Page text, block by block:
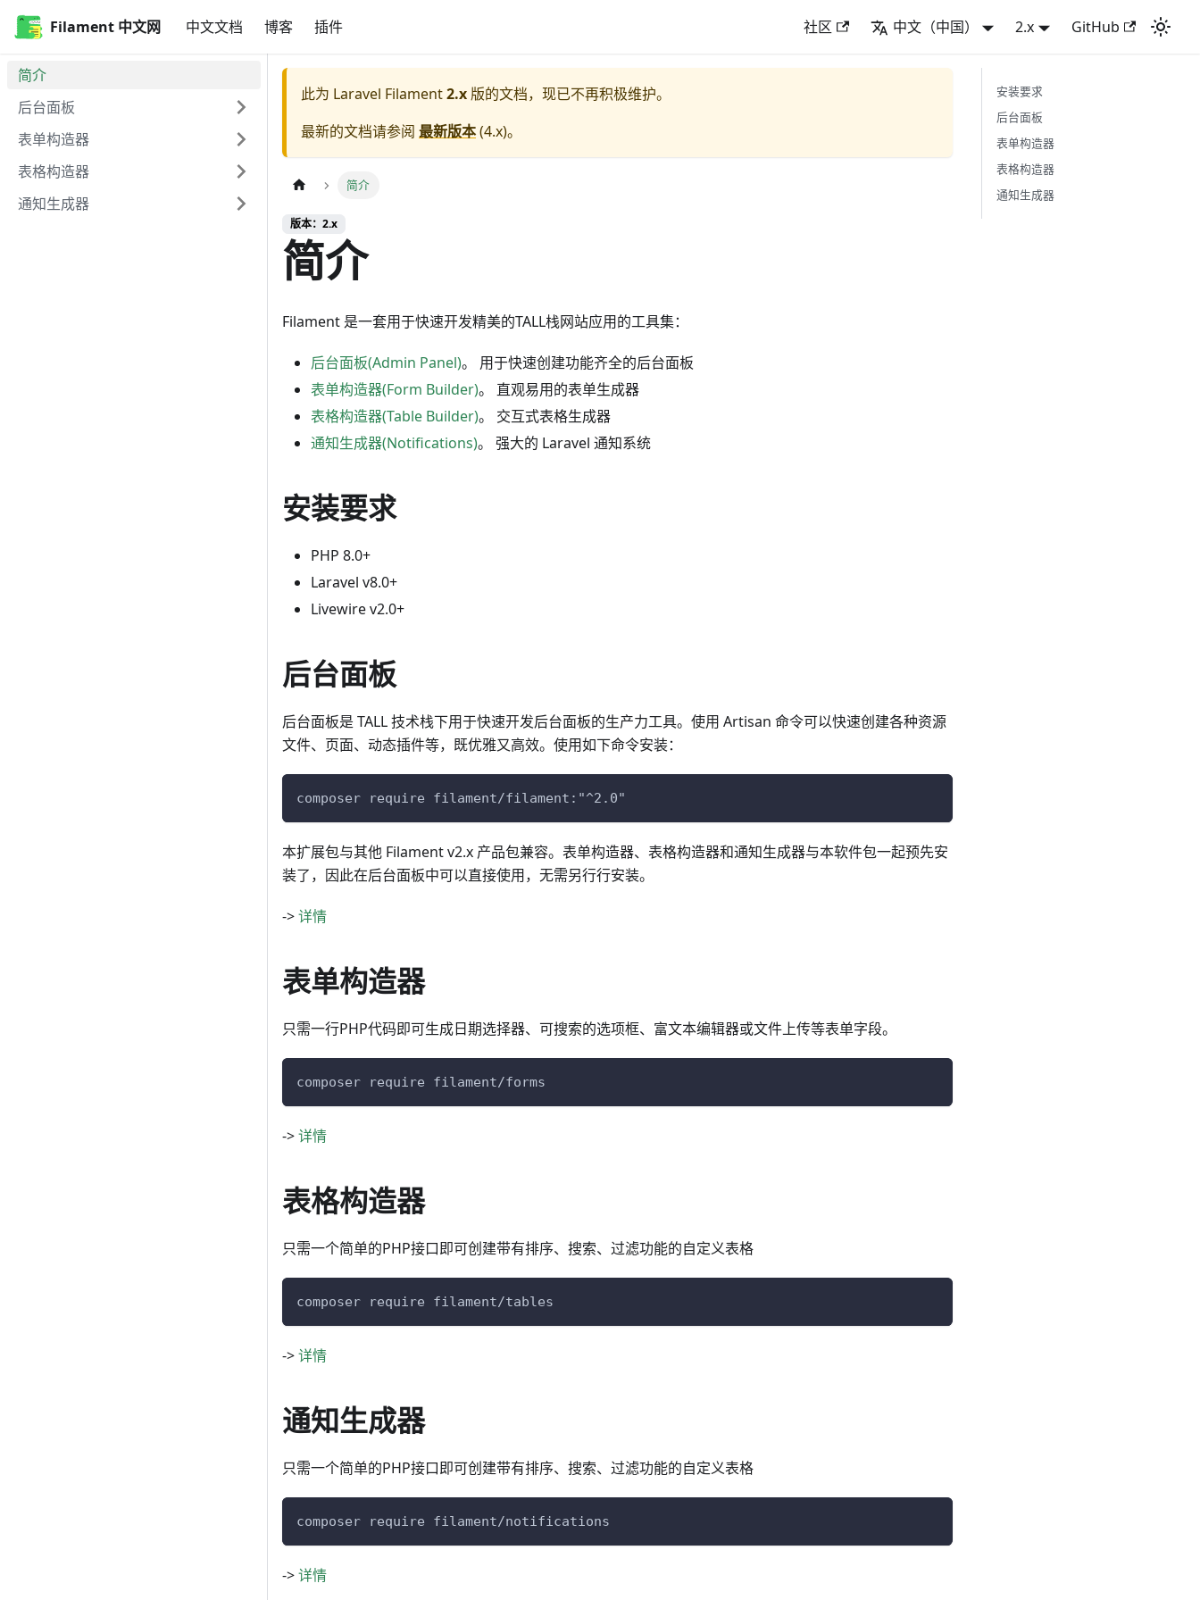
Filament 中文网 中文文档 博客 插件 社区 中文（中国） 2.x GitHub
简介
后台面板
表单构造器
表格构造器
通知生成器
此为 Laravel Filament2.x 版的文档，现已不再积极维护。
最新的文档请参阅 最新版本(4.x)。
简介
版本：2.x
简介
Filament 是一套用于快速开发精美的TALL栈网站应用的工具集：
后台面板(Admin Panel)。 用于快速创建功能齐全的后台面板
表单构造器(Form Builder)。 直观易用的表单生成器
表格构造器(Table Builder)。 交互式表格生成器
通知生成器(Notifications)。 强大的 Laravel 通知系统
安装要求
PHP 8.0+
Laravel v8.0+
Livewire v2.0+
后台面板
后台面板是 TALL 技术栈下用于快速开发后台面板的生产力工具。使用 Artisan 命令可以快速创建各种资源
文件、页面、动态插件等，既优雅又高效。使用如下命令安装：
composer require filament/filament:"^2.0"
本扩展包与其他 Filament v2.x 产品包兼容。表单构造器、表格构造器和通知生成器与本软件包一起预先安
装了，因此在后台面板中可以直接使用，无需另行行安装。
->详情
表单构造器
只需一行PHP代码即可生成日期选择器、可搜索的选项框、富文本编辑器或文件上传等表单字段。
composer require filament/forms
->详情
表格构造器
只需一个简单的PHP接口即可创建带有排序、搜索、过滤功能的自定义表格
composer require filament/tables
->详情
通知生成器
只需一个简单的PHP接口即可创建带有排序、搜索、过滤功能的自定义表格
composer require filament/notifications
->详情
安装要求
后台面板
表单构造器
表格构造器
通知生成器